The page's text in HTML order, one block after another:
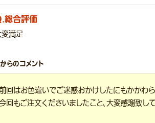
総合評価
満足
らのコメント
回はお色違いでご迷惑おかけしたにもかかわら
回もご注文くださいましたこと、大変感謝致し